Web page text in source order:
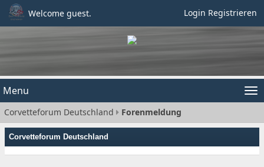
Welcome guest. Login Registrieren
Menu
Corvetteforum Deutschland Forenmeldung
Corvetteforum Deutschland